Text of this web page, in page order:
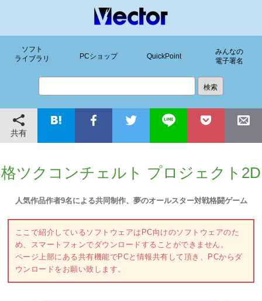
ソフト
ライブラリ
PCショップ QuickPoint
みんなの
電子署名
共有
格ツクコンチェルト プロジェクト2D
人気作品作者9名による共同制作、夢のオールスター対戦格闘ゲーム
ここで紹介しているソフトウェアはPC向けのソフトウェアのた
め、スマートフォンでダウンロードすることができません。
ページ上部にある共有機能でPCと情報共有して頂き、PCからダ
ウンロードをお願い致します。